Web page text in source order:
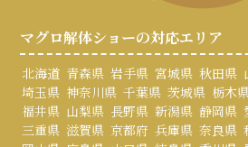
マグロ解体ショーの対応エリア
北海道 青森県 岩手県 宮城県 秋田県
埼玉県 神奈川県 千葉県 茨城県 栃木
福井県 山梨県 長野県 新潟県 静岡県
三重県 滋賀県 京都府 兵庫県 奈良県